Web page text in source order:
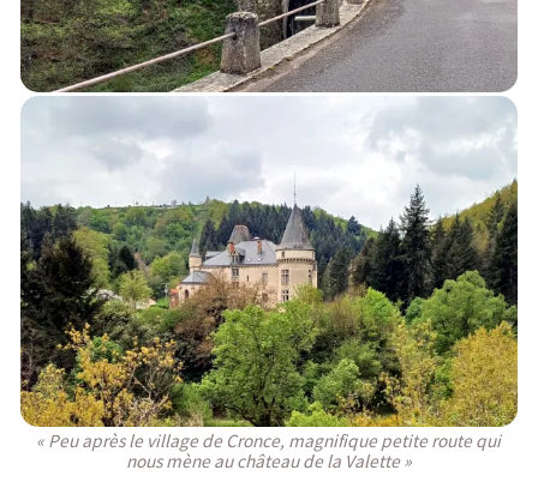
« Peu après le village de Cronce, magnifique petite route qui
nous mène au château de la Valette »